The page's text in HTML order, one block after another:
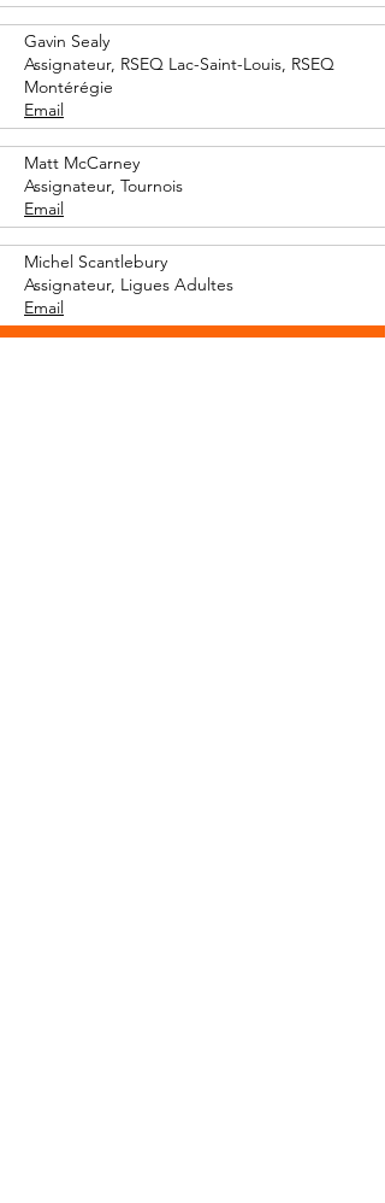
Gavin Sealy
Assignateur, RSEQ Lac-Saint-Louis, RSEQ
Montérégie
Email
Matt McCarney
Assignateur, Tournois
Email
Michel Scantlebury
Assignateur, Ligues Adultes
Email